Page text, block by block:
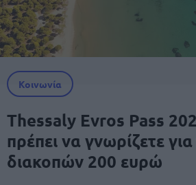
Κοινωνία
Thessaly Evros Pass
πρέπει να γνωρίζετε
διακοπών 200 ευρώ